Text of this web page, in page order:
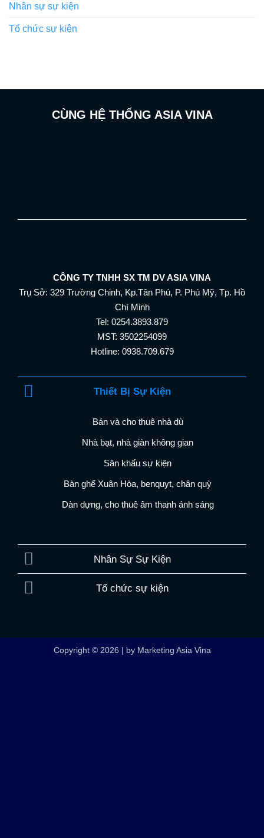
Nhân sự sự kiện
Tổ chức sự kiện
CÙNG HỆ THỐNG ASIA VINA
CÔNG TY TNHH SX TM DV ASIA VINA
Trụ Sở: 329 Trường Chinh, Kp.Tân Phú, P. Phú Mỹ, Tp. Hồ
Chí Minh
Tel: 0254.3893.879
MST: 3502254099
Hotline: 0938.709.679
Thiết Bị Sự Kiện
Bán và cho thuê nhà dù
Nhà bạt, nhà giàn không gian
Sân khấu sự kiện
Bàn ghế Xuân Hòa, benquyt, chân quỳ
Dàn dựng, cho thuê âm thanh ánh sáng
Nhân Sự Sự Kiện
Tổ chức sự kiện
Copyright © 2026 | by Marketing Asia Vina